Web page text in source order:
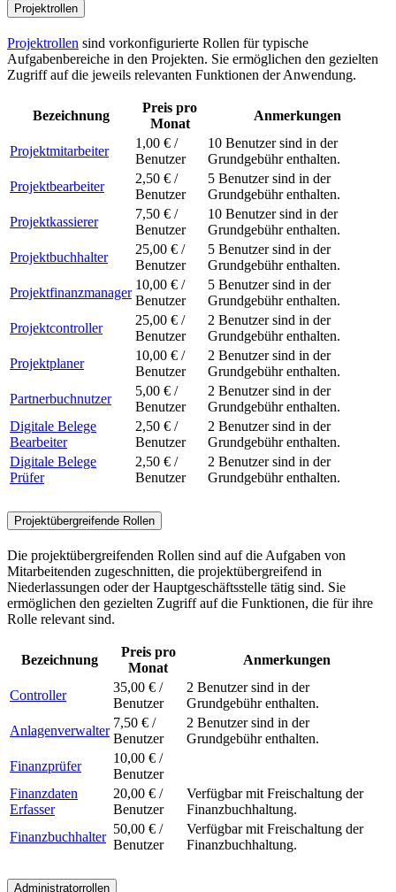
Projektrollen
Projektrollen sind vorkonfigurierte Rollen für typische
Aufgabenbereiche in den Projekten. Sie ermöglichen den gezielten
Zugriff auf die jeweils relevanten Funktionen der Anwendung.
Bezeichnung
Preis pro
Monat
Anmerkungen
Projektmitarbeiter
1,00 € /
Benutzer
10 Benutzer sind in der
Grundgebühr enthalten.
Projektbearbeiter
2,50 € /
Benutzer
5 Benutzer sind in der
Grundgebühr enthalten.
Projektkassierer
7,50 € /
Benutzer
10 Benutzer sind in der
Grundgebühr enthalten.
Projektbuchhalter
25,00 € /
Benutzer
5 Benutzer sind in der
Grundgebühr enthalten.
Projektfinanzmanager
10,00 € /
Benutzer
5 Benutzer sind in der
Grundgebühr enthalten.
Projektcontroller
25,00 € /
Benutzer
2 Benutzer sind in der
Grundgebühr enthalten.
Projektplaner
10,00 € /
Benutzer
2 Benutzer sind in der
Grundgebühr enthalten.
Partnerbuchnutzer
5,00 € /
Benutzer
2 Benutzer sind in der
Grundgebühr enthalten.
Digitale Belege
Bearbeiter
2,50 € /
Benutzer
2 Benutzer sind in der
Grundgebühr enthalten.
Digitale Belege
Prüfer
2,50 € /
Benutzer
2 Benutzer sind in der
Grundgebühr enthalten.
Projektübergreifende Rollen
Die projektübergreifenden Rollen sind auf die Aufgaben von
Mitarbeitenden zugeschnitten, die projektübergreifend in
Niederlassungen oder der Hauptgeschäftsstelle tätig sind. Sie
ermöglichen den gezielten Zugriff auf die Funktionen, die für ihre
Rolle relevant sind.
Bezeichnung
Preis pro
Monat
Anmerkungen
Controller
35,00 € /
Benutzer
2 Benutzer sind in der
Grundgebühr enthalten.
Anlagenverwalter
7,50 € /
Benutzer
2 Benutzer sind in der
Grundgebühr enthalten.
Finanzprüfer
10,00 € /
Benutzer
Finanzdaten
Erfasser
20,00 € /
Benutzer
Verfügbar mit Freischaltung der
Finanzbuchhaltung.
Finanzbuchhalter
50,00 € /
Benutzer
Verfügbar mit Freischaltung der
Finanzbuchhaltung.
Administratorrollen